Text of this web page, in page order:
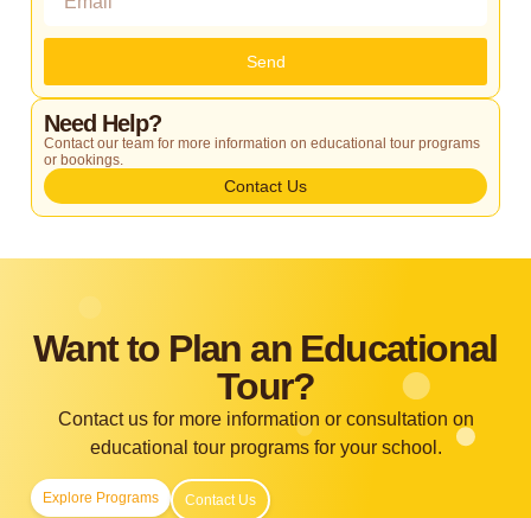
Send
Need Help?
Contact our team for more information on educational tour programs
or bookings.
Contact Us
Want to Plan an Educational
Tour?
Contact us for more information or consultation on
educational tour programs for your school.
Explore Programs Contact Us